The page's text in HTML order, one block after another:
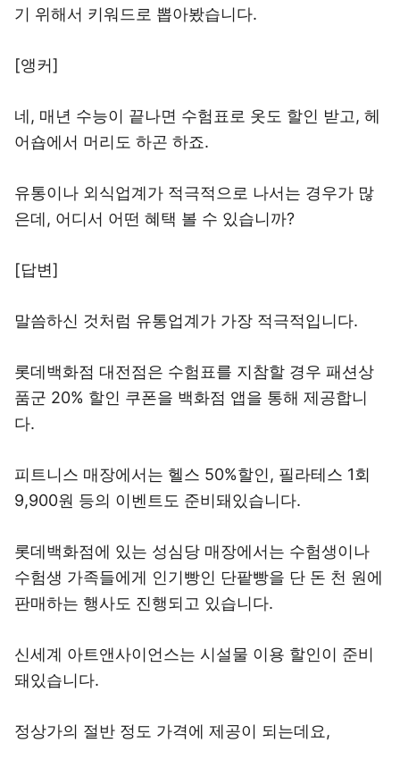
기 위해서 키워드로 뽑아봤습니다.
[앵커]
네, 매년 수능이 끝나면 수험표로 옷도 할인 받고, 헤
어숍에서 머리도 하곤 하죠.
유통이나 외식업계가 적극적으로 나서는 경우가 많
은데, 어디서 어떤 혜택 볼 수 있습니까?
[답변]
말씀하신 것처럼 유통업계가 가장 적극적입니다.
롯데백화점 대전점은 수험표를 지참할 경우 패션상
품군 20% 할인 쿠폰을 백화점 앱을 통해 제공합니
다.
피트니스 매장에서는 헬스 50%할인, 필라테스 1회
9,900원 등의 이벤트도 준비돼있습니다.
롯데백화점에 있는 성심당 매장에서는 수험생이나
수험생 가족들에게 인기빵인 단팥빵을 단 돈 천 원에
판매하는 행사도 진행되고 있습니다.
신세계 아트앤사이언스는 시설물 이용 할인이 준비
돼있습니다.
정상가의 절반 정도 가격에 제공이 되는데요,